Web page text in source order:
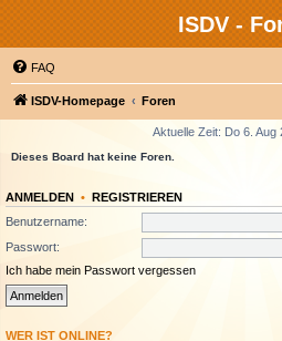
ISDV -
FAQ
ISDV-Homepage Foren
Aktuelle Zeit: Do 6. Aug
Dieses Board hat keine Foren.
ANMELDEN • REGISTRIEREN
Benutzername:
Passwort:
Ich habe mein Passwort vergessen
WER IST ONLINE?